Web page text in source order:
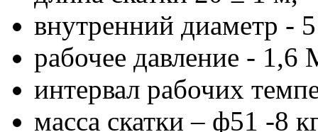
внутренний диаметр -
рабочее давление -
интервал рабочих
масса скатки – ф51 -8